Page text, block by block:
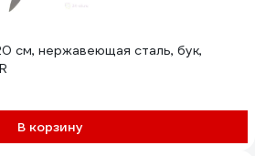
см, нержавеющая сталь, бук,
В корзину